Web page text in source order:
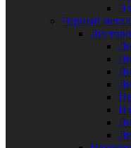
Черный